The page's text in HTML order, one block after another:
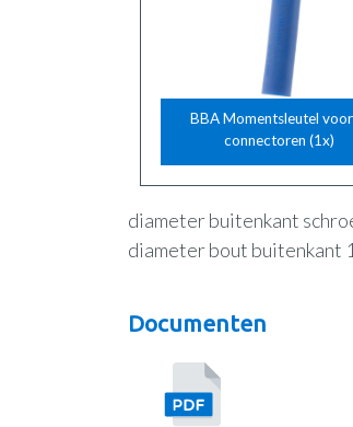
BBA Momentsleutel
connectoren (1x)
diameter buitenkant
diameter bout buitenkant
Documenten